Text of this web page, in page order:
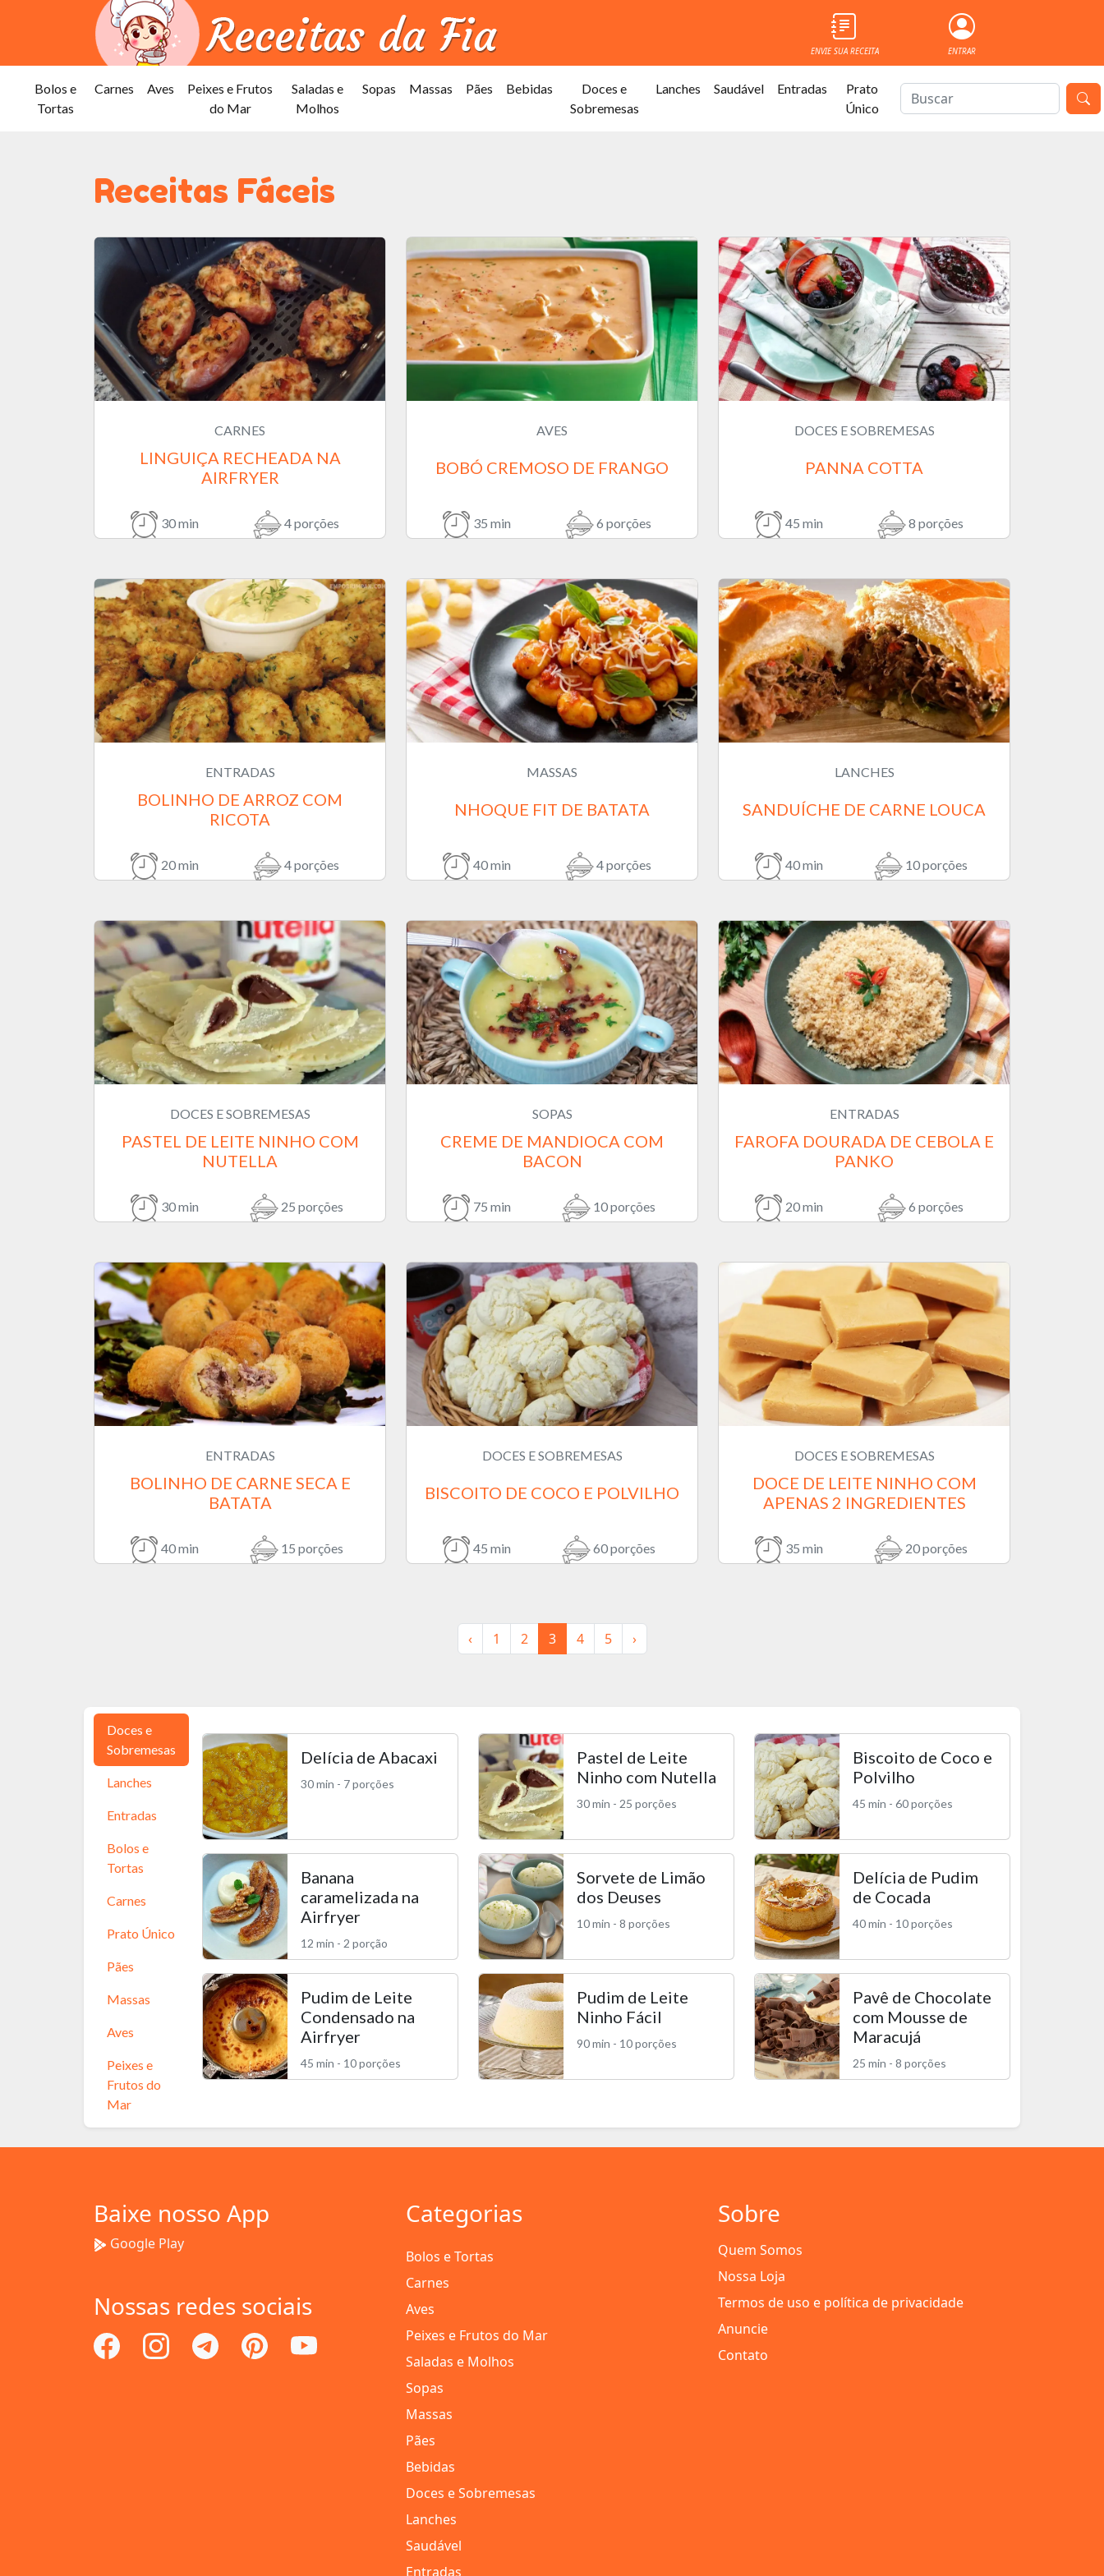
ENVIE SUA RECEITA ENTRAR
Bolos e
Tortas
Carnes Aves
Peixes e Frutos
do Mar
Saladas e
Molhos
Sopas Massas Pães Bebidas
Doces e
Sobremesas
Lanches Saudável Entradas
Prato
Único
Receitas Fáceis
CARNES
LINGUIÇA RECHEADA NA
AIRFRYER
30 min 4 porções
AVES
BOBÓ CREMOSO DE FRANGO
35 min 6 porções
DOCES E SOBREMESAS
PANNA COTTA
45 min 8 porções
ENTRADAS
BOLINHO DE ARROZ COM
RICOTA
20 min 4 porções
MASSAS
NHOQUE FIT DE BATATA
40 min 4 porções
LANCHES
SANDUÍCHE DE CARNE LOUCA
40 min 10 porções
DOCES E SOBREMESAS
PASTEL DE LEITE NINHO COM
NUTELLA
30 min 25 porções
SOPAS
CREME DE MANDIOCA COM
BACON
75 min 10 porções
ENTRADAS
FAROFA DOURADA DE CEBOLA E
PANKO
20 min 6 porções
ENTRADAS
BOLINHO DE CARNE SECA E
BATATA
40 min 15 porções
DOCES E SOBREMESAS
BISCOITO DE COCO E POLVILHO
45 min 60 porções
DOCES E SOBREMESAS
DOCE DE LEITE NINHO COM
APENAS 2 INGREDIENTES
35 min 20 porções
‹ 1 2 3 4 5 ›
Doces e
Sobremesas
Lanches
Entradas
Bolos e
Tortas
Carnes
Prato Único
Pães
Massas
Aves
Peixes e
Frutos do
Mar
Delícia de Abacaxi
30 min - 7 porções
Pastel de Leite
Ninho com Nutella
30 min - 25 porções
Biscoito de Coco e
Polvilho
45 min - 60 porções
Banana
caramelizada na
Airfryer
12 min - 2 porção
Sorvete de Limão
dos Deuses
10 min - 8 porções
Delícia de Pudim
de Cocada
40 min - 10 porções
Pudim de Leite
Condensado na
Airfryer
45 min - 10 porções
Pudim de Leite
Ninho Fácil
90 min - 10 porções
Pavê de Chocolate
com Mousse de
Maracujá
25 min - 8 porções
Baixe nosso App
Google Play
Nossas redes sociais
Categorias
Bolos e Tortas
Carnes
Aves
Peixes e Frutos do Mar
Saladas e Molhos
Sopas
Massas
Pães
Bebidas
Doces e Sobremesas
Lanches
Saudável
Entradas
Sobre
Quem Somos
Nossa Loja
Termos de uso e política de privacidade
Anuncie
Contato